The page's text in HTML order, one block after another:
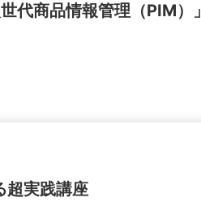
代商品情報管理（PIM）」
超実践講座